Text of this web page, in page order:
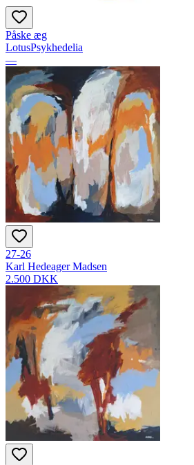
Påske æg
LotusPsykhedelia
—
27-26
Karl Hedeager Madsen
2.500 DKK